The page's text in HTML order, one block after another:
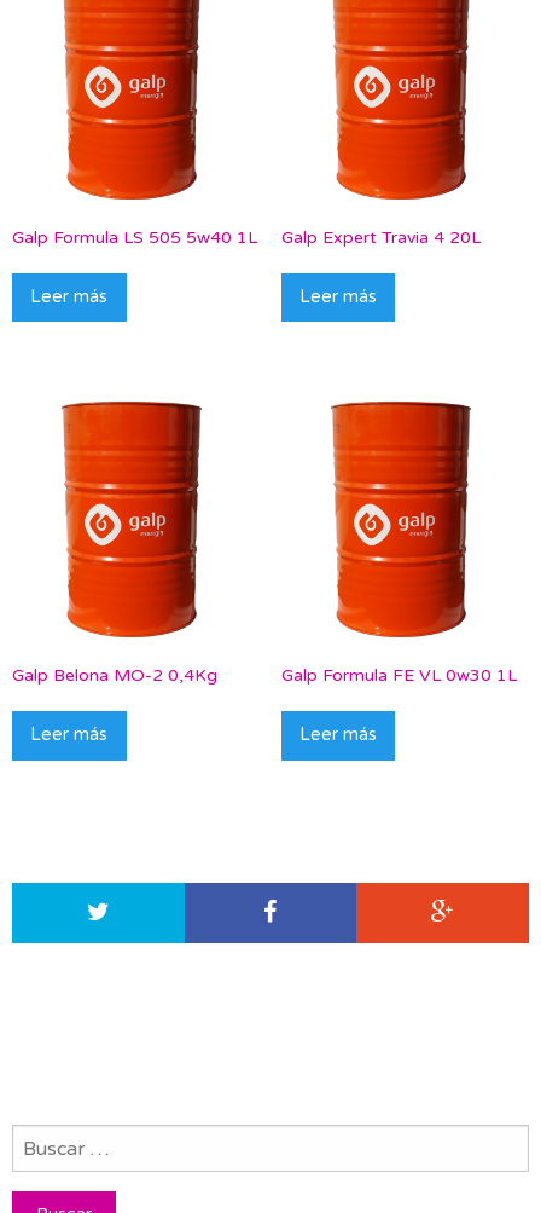
Galp Formula LS 505 5w40 1L
Leer más
Galp Expert Travia 4 20L
Leer más
Galp Belona MO-2 0,4Kg
Leer más
Galp Formula FE VL 0w30 1L
Leer más